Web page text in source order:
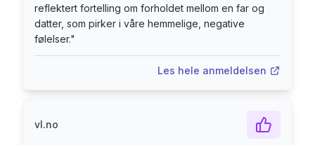
reflektert fortelling om forholdet mellom en far og
datter, som pirker i våre hemmelige, negative
følelser."
Les hele anmeldelsen
vl.no